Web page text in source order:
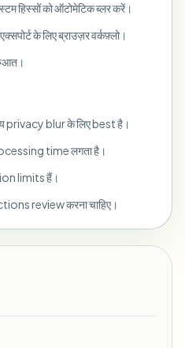
हिस्सों को ऑटोमेटिक ब्लर करें।
के लिए ब्राउज़र वर्कफ़्लो।
blur के लिए best है।
time लगता है।
limits हैं।
review करना चाहिए।